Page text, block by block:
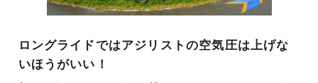
ロングライドではアジリストの空気圧は上げな
いほうがいい！